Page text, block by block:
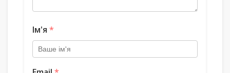
Ім'я *